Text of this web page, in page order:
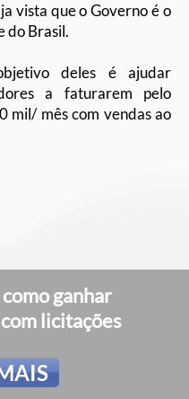
vista que o Governo é o
do Brasil.
deles é ajudar
a faturarem pelo
mil/ mês com vendas ao
ganhar
licitações